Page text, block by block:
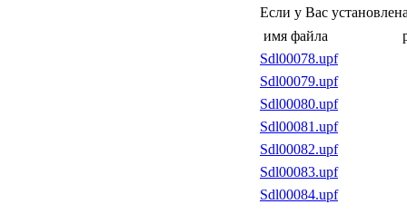
Если у Вас
имя файла
Sdl00078.upf
Sdl00079.upf
Sdl00080.upf
Sdl00081.upf
Sdl00082.upf
Sdl00083.upf
Sdl00084.upf